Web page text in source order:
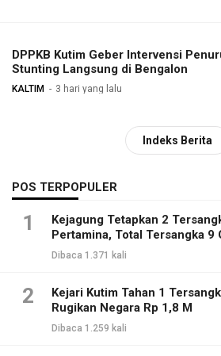
DPPKB Kutim Geber Intervensi
Stunting Langsung di Bengalon
KALTIM 3 hari yang lalu
Indeks Berita
POS TERPOPULER
1
Kejagung Tetapkan 2
Pertamina, Total Tersangka 9
Dibaca 1.371 kali
2
Kejari Kutim Tahan 1
Rugikan Negara Rp 1,8 M
Dibaca 1.259 kali